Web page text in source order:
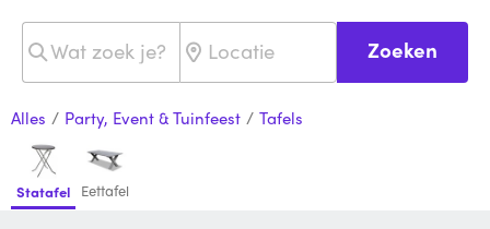
Zoeken
Alles / Party, Event & Tuinfeest / Tafels
Statafel Eettafel